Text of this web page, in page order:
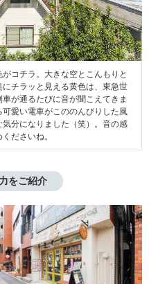
コチラ。大きな空とこんもりと
チラッと見える黄色は、東急世
が通るたびに音が聞こえてきま
愛い電車がこののんびりした風
分になりました（笑）。音の感
ださいね。
をご紹介